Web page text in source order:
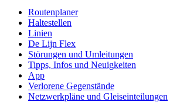
Routenplaner
Haltestellen
Linien
De Lijn Flex
Störungen und Umleitungen
Tipps, Infos und Neuigkeiten
App
Verlorene Gegenstände
Netzwerkpläne und Gleiseinteilungen